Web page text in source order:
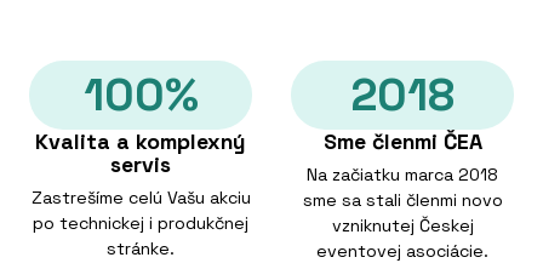
100%
Kvalita a komplexný
servis
Zastrešíme celú Vašu akciu
po technickej i produkčnej
stránke.
2018
Sme členmi ČEA
Na začiatku marca 2018
sme sa stali členmi novo
vzniknutej Českej
eventovej asociácie.